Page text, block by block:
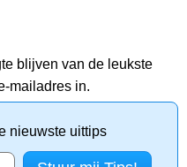
blijven van de leukste
mailadres in.
nieuwste uittips